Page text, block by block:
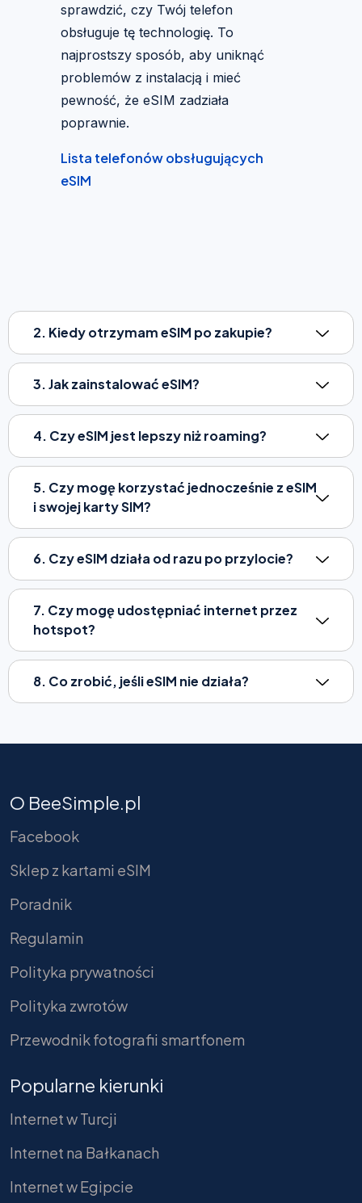
sprawdzić, czy Twój telefon
obsługuje tę technologię. To
najprostszy sposób, aby uniknąć
problemów z instalacją i mieć
pewność, że eSIM zadziała
poprawnie.
Lista telefonów obsługujących
eSIM
2. Kiedy otrzymam eSIM po zakupie?
3. Jak zainstalować eSIM?
4. Czy eSIM jest lepszy niż roaming?
5. Czy mogę korzystać jednocześnie z eSIM
i swojej karty SIM?
6. Czy eSIM działa od razu po przylocie?
7. Czy mogę udostępniać internet przez
hotspot?
8. Co zrobić, jeśli eSIM nie działa?
O BeeSimple.pl
Facebook
Sklep z kartami eSIM
Poradnik
Regulamin
Polityka prywatności
Polityka zwrotów
Przewodnik fotografii smartfonem
Popularne kierunki
Internet w Turcji
Internet na Bałkanach
Internet w Egipcie